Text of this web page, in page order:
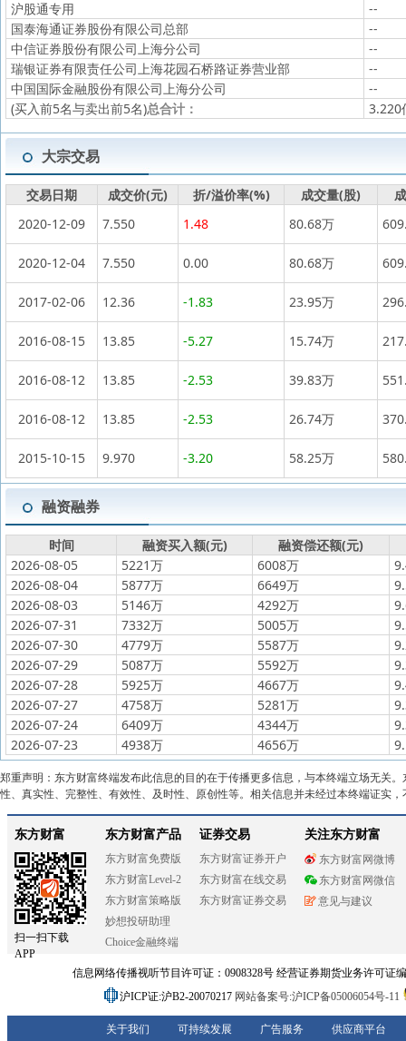
沪股通专用
--
国泰海通证券股份有限公司总部
--
中信证券股份有限公司上海分公司
--
瑞银证券有限责任公司上海花园石桥路证券营业部
--
中国国际金融股份有限公司上海分公司
--
(买入前5名与卖出前5名)总合计： 3.220
大宗交易
交易日期 成交价(元) 折/溢价率(%) 成交量(股)
2020-12-09
7.550 1.48 80.68万
2020-12-04 7.550 0.00 80.68万
2017-02-06 12.36 -1.83 23.95万
2016-08-15 13.85 -5.27 15.74万
2016-08-12 13.85 -2.53 39.83万
2016-08-12 13.85 -2.53 26.74万
2015-10-15 9.970 -3.20 58.25万
融资融券
时间 融资买入额(元)
融资偿还额(元)
2026-08-05
5221万 6008万
2026-08-04
5877万 6649万
2026-08-03
5146万 4292万
2026-07-31
7332万 5005万
2026-07-30
4779万 5587万
2026-07-29
5087万 5592万
2026-07-28
5925万 4667万
2026-07-27
4758万 5281万
2026-07-24
6409万 4344万
2026-07-23
4938万 4656万
郑重声明：东方财富终端发布此信息的目的在于传播更多信息，与本终端立场无关
性、真实性、完整性、有效性、及时性、原创性等。相关信息并未经过本终端证实